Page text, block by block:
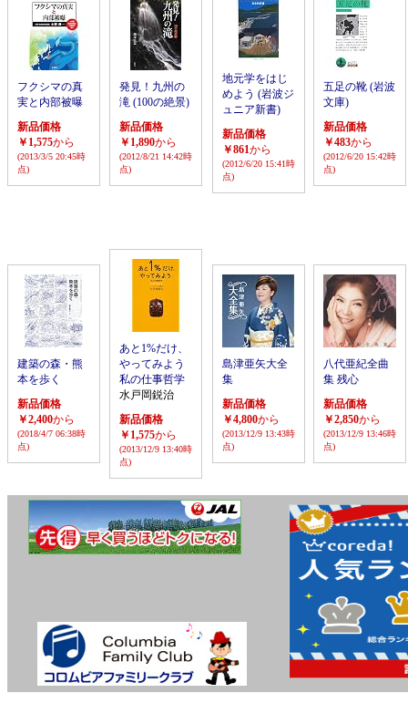
フクシマの真
実と内部被曝
新品価格
￥1,575から
(2013/3/5 20:45時
点)
発見！九州の
滝 (100の絶景)
新品価格
￥1,890から
(2012/8/21 14:42時
点)
地元学をはじ
めよう (岩波ジ
ュニア新書)
新品価格
￥861から
(2012/6/20 15:41時
点)
五足の靴 (岩波
文庫)
新品価格
￥483から
(2012/6/20 15:42時
点)
建築の森・熊
本を歩く
新品価格
￥2,400から
(2018/4/7 06:38時
点)
あと1%だけ、
やってみよう
私の仕事哲学
水戸岡鋭治
新品価格
￥1,575から
(2013/12/9 13:40時
点)
島津亜矢大全
集
新品価格
￥4,800から
(2013/12/9 13:43時
点)
八代亜紀全曲
集 残心
新品価格
￥2,850から
(2013/12/9 13:46時
点)